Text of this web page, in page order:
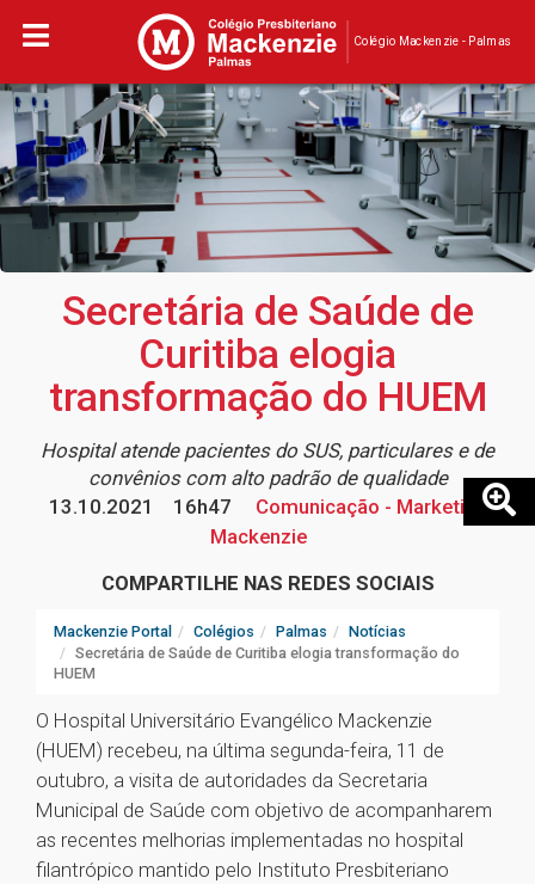
Colégio Mackenzie - Palmas
Secretária de Saúde de
Curitiba elogia
transformação do HUEM
Hospital atende pacientes do SUS, particulares e de
convênios com alto padrão de qualidade
13.10.2021
16h47
Comunicação - Marketing
Mackenzie
COMPARTILHE NAS REDES SOCIAIS
Mackenzie Portal Colégios Palmas
Notícias
Secretária de Saúde de Curitiba elogia transformação do
HUEM
O Hospital Universitário Evangélico Mackenzie
(HUEM) recebeu, na última segunda-feira, 11 de
outubro, a visita de autoridades da Secretaria
Municipal de Saúde com objetivo de acompanharem
as recentes melhorias implementadas no hospital
filantrópico mantido pelo Instituto Presbiteriano